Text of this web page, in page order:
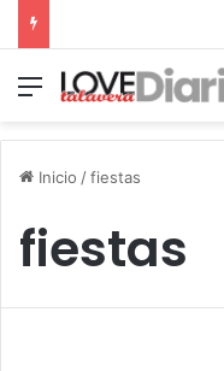
Menú
Inicio /fiestas
fiestas